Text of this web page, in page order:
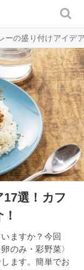
ーの盛り付けアイデ
17選！カフ
ますか？今回
のみ・彩野菜〉
ます。簡単でお